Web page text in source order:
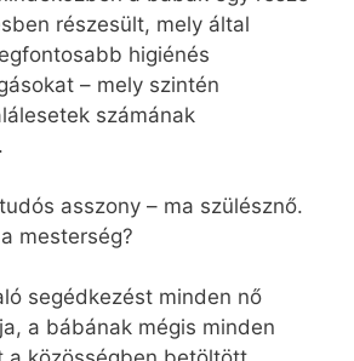
részesült, mely által
higiénés
– mely szintén
számának
asszony – ma szülésznő.
mesterség?
segédkezést minden nő
a bábának mégis minden